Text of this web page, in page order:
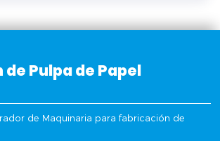
Pulpa de Papel
de Maquinaria para fabricación de